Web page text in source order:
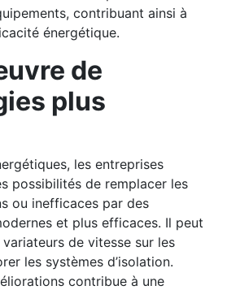
contribuant ainsi à
énergétique.
de
plus
les entreprises
possibilités de remplacer les
ou inefficaces par des
et plus efficaces. Il peut
variateurs de vitesse sur les
les systèmes d’isolation.
contribue à une